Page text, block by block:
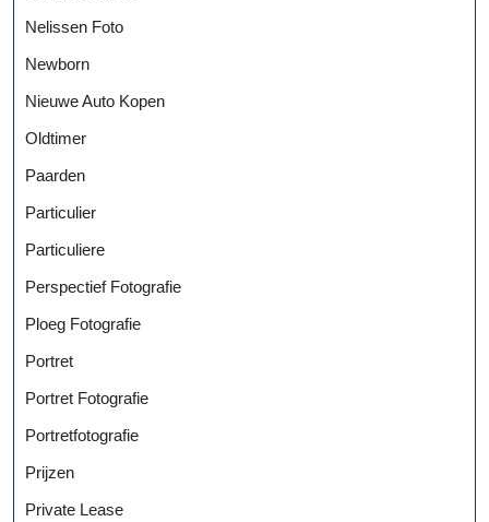
Nelissen Foto
Newborn
Nieuwe Auto Kopen
Oldtimer
Paarden
Particulier
Particuliere
Perspectief Fotografie
Ploeg Fotografie
Portret
Portret Fotografie
Portretfotografie
Prijzen
Private Lease